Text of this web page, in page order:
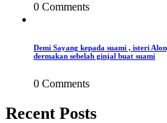
0 Comments
Demi Sayang kepada suami , isteri
dermakan sebelah ginjal buat suami
0 Comments
Recent Posts